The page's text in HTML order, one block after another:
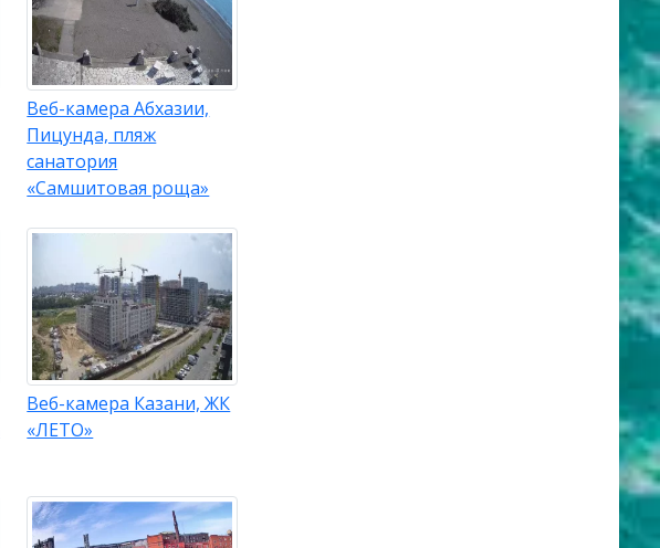
Веб-камера Абхазии,
Пицунда, пляж
санатория
«Самшитовая роща»
Веб-камера Казани, ЖК
«ЛЕТО»